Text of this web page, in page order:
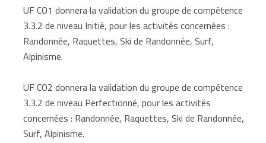
UF CO1 donnera la validation du groupe de compétence
3.3.2 de niveau Initié, pour les activités concernées :
Randonnée, Raquettes, Ski de Randonnée, Surf,
Alpinisme.
UF CO2 donnera la validation du groupe de compétence
3.3.2 de niveau Perfectionné, pour les activités
concernées : Randonnée, Raquettes, Ski de Randonnée,
Surf, Alpinisme.